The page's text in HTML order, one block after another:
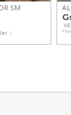
SM
|